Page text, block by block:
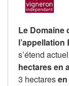
Le Domaine
s’étend
hectares en
3 hectares